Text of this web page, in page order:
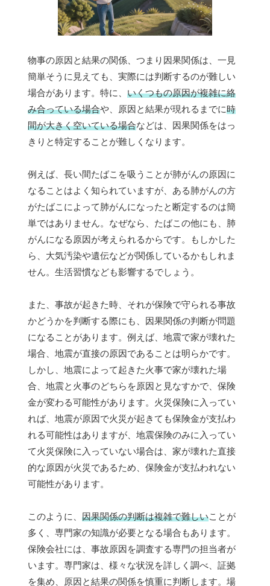
物事の原因と結果の関係、つまり因果関係は、一見
簡単そうに見えても、実際には判断するのが難しい
場合があります。特に、 いくつもの原因が複雑に絡
み合っている場合や、原因と結果が現れるまでに時
間が大きく空いている場合などは、因果関係をはっ
きりと特定することが難しくなります。
例えば、長い間たばこを吸うことが肺がんの原因に
なることはよく知られていますが、ある肺がんの方
がたばこによって肺がんになったと断定するのは簡
単ではありません。なぜなら、たばこの他にも、肺
がんになる原因が考えられるからです。もしかした
ら、大気汚染や遺伝などが関係しているかもしれま
せん。生活習慣なども影響するでしょう。
また、事故が起きた時、それが保険で守られる事故
かどうかを判断する際にも、因果関係の判断が問題
になることがあります。例えば、地震で家が壊れた
場合、地震が直接の原因であることは明らかです。
しかし、地震によって起きた火事で家が壊れた場
合、地震と火事のどちらを原因と見なすかで、保険
金が変わる可能性があります。火災保険に入ってい
れば、地震が原因で火災が起きても保険金が支払わ
れる可能性はありますが、地震保険のみに入ってい
て火災保険に入っていない場合は、家が壊れた直接
的な原因が火災であるため、保険金が支払われない
可能性があります。
このように、 因果関係の判断は複雑で難しいことが
多く、専門家の知識が必要となる場合もあります。
保険会社には、事故原因を調査する専門の担当者が
います。専門家は、様々な状況を詳しく調べ、証拠
を集め、原因と結果の関係を慎重に判断します。場